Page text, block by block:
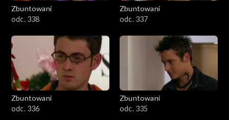
Zbuntowani
odc. 338
Zbuntowani
odc. 337
Zbuntowani
odc. 336
Zbuntowani
odc. 335